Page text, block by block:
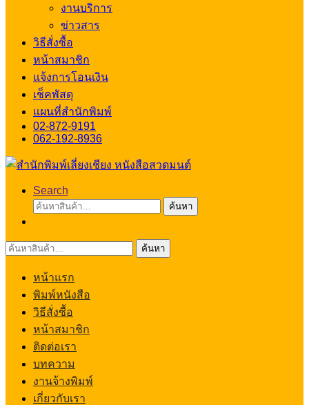
งานบริการ
ข่าวสาร
วิธีสั่งซื้อ
หน้าสมาชิก
แจ้งการโอนเงิน
เช็คพัสดุ
แผนที่สำนักพิมพ์
02-872-9191
062-192-8936
Search
ค้นหา:
ค้นหา
ค้นหา: ค้นหา
หน้าแรก
พิมพ์หนังสือ
วิธีสั่งซื้อ
หน้าสมาชิก
ติดต่อเรา
บทความ
งานจ้างพิมพ์
เกี่ยวกับเรา